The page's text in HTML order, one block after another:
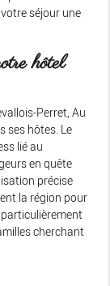
séjour une
hôtel
Perret, Au
ses hôtes. Le
lié au
en quête
précise
la région pour
cherchant